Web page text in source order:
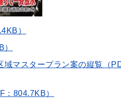
）
マスタープラン案の縦覧（
：804.7KB）